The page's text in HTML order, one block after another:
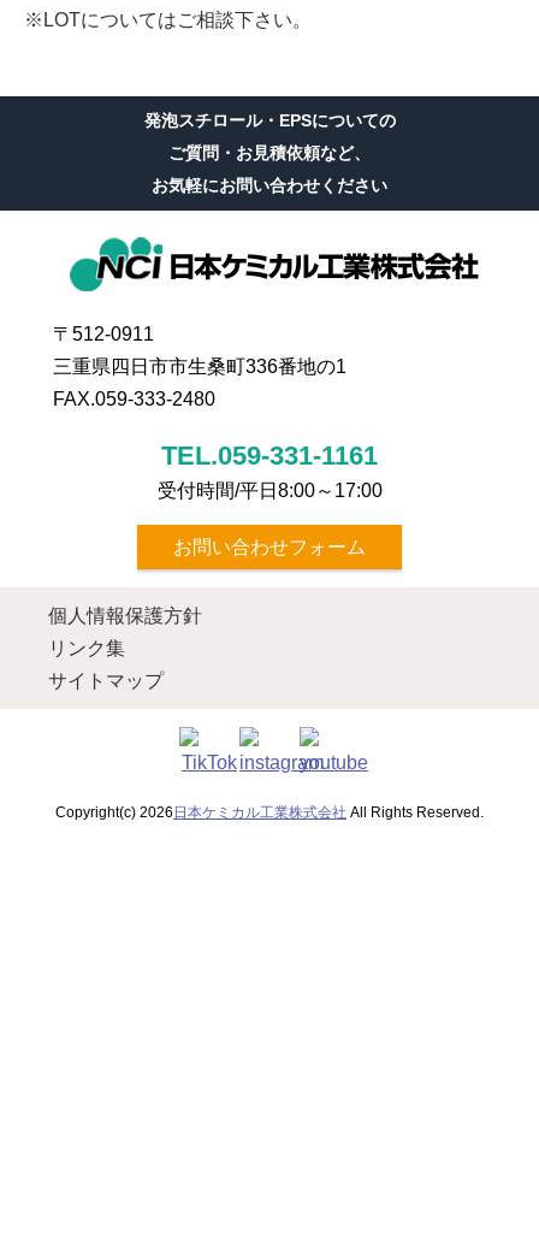
※LOTについてはご相談下さい。
発泡スチロール・EPSについての
ご質問・お見積依頼など、
お気軽にお問い合わせください
〒512-0911
三重県四日市市生桑町336番地の1
FAX.059-333-2480
TEL.059-331-1161
受付時間/平日8:00～17:00
お問い合わせフォーム
個人情報保護方針
リンク集
サイトマップ
Copyright(c) 2026 日本ケミカル工業株式会社 All Rights Reserved.